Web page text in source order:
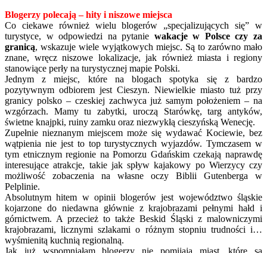
Blogerzy polecają – hity i niszowe miejsca
Co ciekawe również wielu blogerów „specjalizujących się” w
turystyce, w odpowiedzi na pytanie wakacje w Polsce czy za
granicą, wskazuje wiele wyjątkowych miejsc. Są to zarówno mało
znane, wręcz niszowe lokalizacje, jak również miasta i regiony
stanowiące perły na turystycznej mapie Polski.
Jednym z miejsc, które na blogach spotyka się z bardzo
pozytywnym odbiorem jest Cieszyn. Niewielkie miasto tuż przy
granicy polsko – czeskiej zachwyca już samym położeniem – na
wzgórzach. Mamy tu zabytki, uroczą Starówkę, targ antyków,
świetne knajpki, ruiny zamku oraz niezwykłą cieszyńską Wenecję.
Zupełnie nieznanym miejscem może się wydawać Kociewie, bez
wątpienia nie jest to top turystycznych wyjazdów. Tymczasem w
tym etnicznym regionie na Pomorzu Gdańskim czekają naprawdę
interesujące atrakcje, takie jak spływ kajakowy po Wierzycy czy
możliwość zobaczenia na własne oczy Biblii Gutenberga w
Pelplinie.
Absolutnym hitem w opinii blogerów jest województwo śląskie
kojarzone do niedawna głównie z krajobrazami pełnymi hałd i
górnictwem. A przecież to także Beskid Śląski z malowniczymi
krajobrazami, licznymi szlakami o różnym stopniu trudności i…
wyśmienitą kuchnią regionalną.
Jak już wspomniałam blogerzy nie pomijają miast, które są